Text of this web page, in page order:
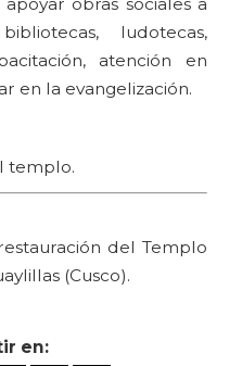
obras sociales a
ludotecas,
atención en
en la evangelización.
templo.
del Templo
(Cusco).
en: